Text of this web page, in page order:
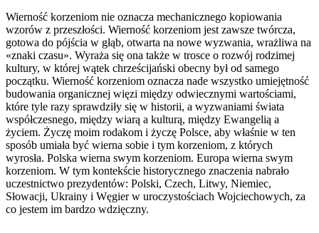
Wierność korzeniom nie oznacza mechanicznego kopiowania
wzorów z przeszłości. Wierność korzeniom jest zawsze twórcza,
gotowa do pójścia w głąb, otwarta na nowe wyzwania, wrażliwa na
«znaki czasu». Wyraża się ona także w trosce o rozwój rodzimej
kultury, w której wątek chrześcijański obecny był od samego
początku. Wierność korzeniom oznacza nade wszystko umiejętność
budowania organicznej więzi między odwiecznymi wartościami,
które tyle razy sprawdziły się w historii, a wyzwaniami świata
współczesnego, między wiarą a kulturą, między Ewangelią a
życiem. Życzę moim rodakom i życzę Polsce, aby właśnie w ten
sposób umiała być wierna sobie i tym korzeniom, z których
wyrosła. Polska wierna swym korzeniom. Europa wierna swym
korzeniom. W tym kontekście historycznego znaczenia nabrało
uczestnictwo prezydentów: Polski, Czech, Litwy, Niemiec,
Słowacji, Ukrainy i Węgier w uroczystościach Wojciechowych, za
co jestem im bardzo wdzięczny.